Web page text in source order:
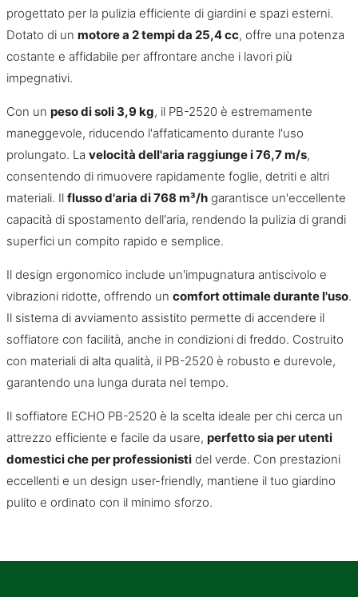
progettato per la pulizia efficiente di giardini e spazi esterni.
Dotato di un motore a 2 tempi da 25,4 cc, offre una potenza
costante e affidabile per affrontare anche i lavori più
impegnativi.
Con un peso di soli 3,9 kg, il PB-2520 è estremamente
maneggevole, riducendo l'affaticamento durante l'uso
prolungato. La velocità dell'aria raggiunge i 76,7 m/s,
consentendo di rimuovere rapidamente foglie, detriti e altri
materiali. Il flusso d'aria di 768 m³/hgarantisce un'eccellente
capacità di spostamento dell'aria, rendendo la pulizia di grandi
superfici un compito rapido e semplice.
Il design ergonomico include un'impugnatura antiscivolo e
vibrazioni ridotte, offrendo un comfort ottimale durante l'uso.
Il sistema di avviamento assistito permette di accendere il
soffiatore con facilità, anche in condizioni di freddo. Costruito
con materiali di alta qualità, il PB-2520 è robusto e durevole,
garantendo una lunga durata nel tempo.
Il soffiatore ECHO PB-2520 è la scelta ideale per chi cerca un
attrezzo efficiente e facile da usare, perfetto sia per utenti
domestici che per professionistidel verde. Con prestazioni
eccellenti e un design user-friendly, mantiene il tuo giardino
pulito e ordinato con il minimo sforzo.